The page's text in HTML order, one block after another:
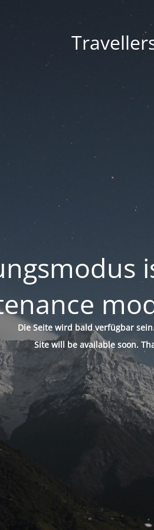
Die Seite wird bald verfügbar
Site will be available soon.